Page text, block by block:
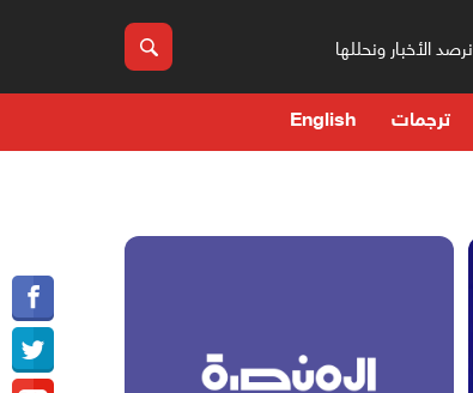
نرصد الأخبار ونحللها
ترجمات English